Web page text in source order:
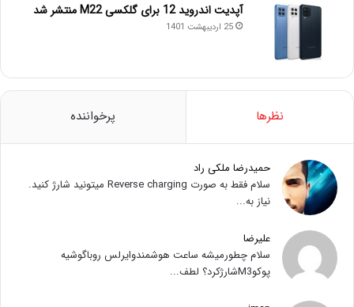
آپدیت اندروید 12 برای گلکسی M22 منتشر شد
25 اردیبهشت 1401
نظرها پرخواننده
حمیدرضا ملکی راد
سلام فقط به صورت Reverse charging میتونید شارژ کنید.
نیاز به...
علیرضا
سلام چطورمیشه ساعت هوشمندوایرلس روباگوشیه
پوکوM3شارژکرد؟ لطف...